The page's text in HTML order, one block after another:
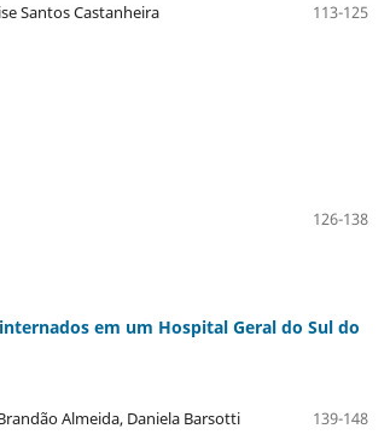
Santos Castanheira
113-125
126-138
em um Hospital Geral do Sul do
Almeida, Daniela Barsotti
139-148